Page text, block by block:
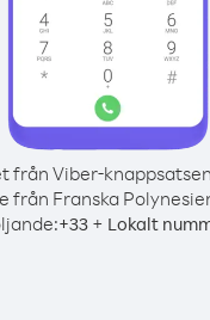
från Viber-
från Franska
+33 + Lokalt